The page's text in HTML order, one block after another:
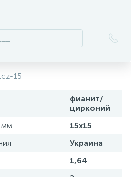
15
фианит/
цирконий
мм.
15x15
Украина
1,64